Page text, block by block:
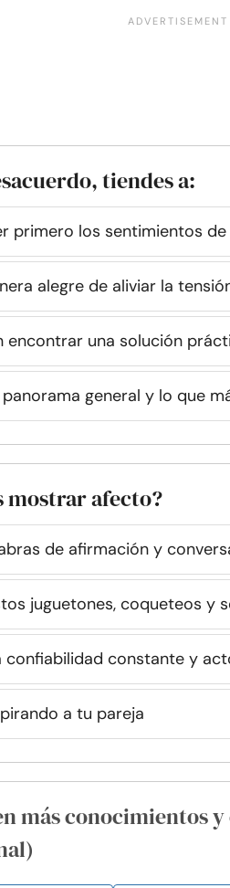
tiendes a:
primero los sentimientos
alegre de aliviar la
encontrar una solución
panorama general y lo que
mostrar afecto?
de afirmación y
juguetones, coqueteos y
confiabilidad constante y
a tu pareja
más conocimientos